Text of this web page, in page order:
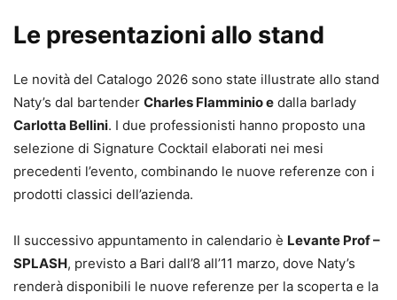
Le presentazioni allo stand
Le novità del Catalogo 2026 sono state illustrate allo stand
Naty’s dal bartender Charles Flamminio e dalla barlady
Carlotta Bellini. I due professionisti hanno proposto una
selezione di Signature Cocktail elaborati nei mesi
precedenti l’evento, combinando le nuove referenze con i
prodotti classici dell’azienda.
Il successivo appuntamento in calendario è Levante Prof –
SPLASH, previsto a Bari dall’8 all’11 marzo, dove Naty’s
renderà disponibili le nuove referenze per la scoperta e la